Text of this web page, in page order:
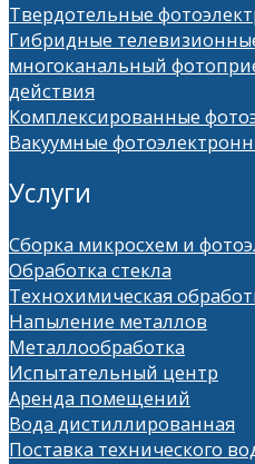
Твердотельные
Гибридные
многоканальный
действия
Комплексированные
Вакуумные
Услуги
Сборка микросхем и
Обработка стекла
Технохимическая
Напыление металлов
Металлообработка
Испытательный центр
Аренда помещений
Вода дистиллированная
Поставка технического